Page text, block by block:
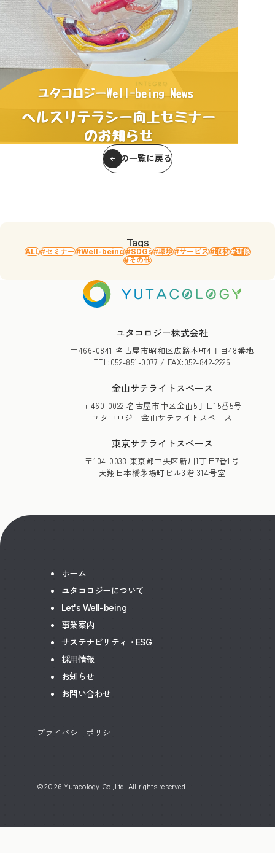
記事の一覧に戻る
Tags
ALL#セミナー#Well-being#SDGs#環境#サービス#取材#研修
#その他
ユタコロジー株式会社
〒466-0841 名古屋市昭和区広路本町4丁目48番地
TEL:052-851-0077 / FAX:052-842-2226
金山サテライトスペース
〒460-0022 名古屋市中区金山5丁目15番5号
ユタコロジー金山サテライトスペース
東京サテライトスペース
〒104-0033 東京都中央区新川1丁目7番1号
天翔日本橋茅場町ビル3階 314号室
ホーム
ユタコロジーについて
Let's Well-being
事業案内
サステナビリティ・ESG
採用情報
お知らせ
お問い合わせ
プライバシーポリシー
©2026 Yutacology Co.,Ltd. All rights reserved.